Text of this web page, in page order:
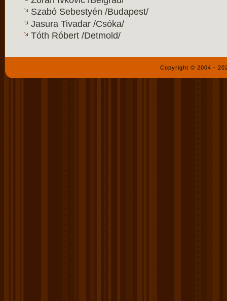
Szabó Sebestyén /Budapest/
Jasura Tivadar /Csóka/
Tóth Róbert /Detmold/
Copyright © 2004 -